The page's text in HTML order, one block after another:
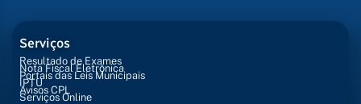
Serviços
Resultado de Exames
Nota Fiscal Eletrônica
Portais das Leis Municipais
IPTU
Avisos CPL
Serviços Online